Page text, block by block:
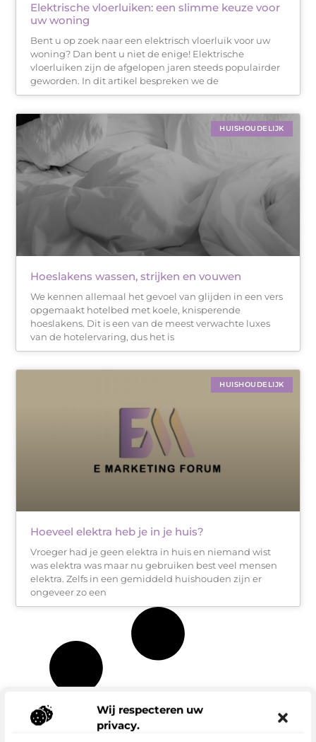
Wij respecteren uw
privacy.
Elektrische vloerluiken: een slimme keuze voor
uw woning
Bent u op zoek naar een elektrisch vloerluik voor uw
woning? Dan bent u niet de enige! Elektrische
vloerluiken zijn de afgelopen jaren steeds populairder
geworden. In dit artikel bespreken we de
HUISHOUDELIJK
Hoeslakens wassen, strijken en vouwen
We kennen allemaal het gevoel van glijden in een vers
opgemaakt hotelbed met koele, knisperende
hoeslakens. Dit is een van de meest verwachte luxes
van de hotelervaring, dus het is
HUISHOUDELIJK
Hoeveel elektra heb je in je huis?
Vroeger had je geen elektra in huis en niemand wist
was elektra was maar nu gebruiken best veel mensen
elektra. Zelfs in een gemiddeld huishouden zijn er
ongeveer zo een